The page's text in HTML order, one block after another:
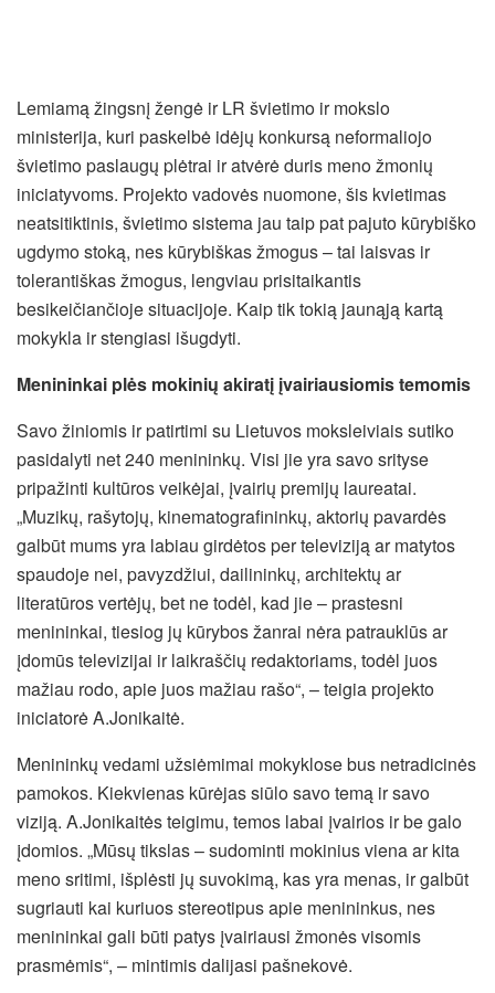
Lemiamą žingsnį žengė ir LR švietimo ir mokslo
ministerija, kuri paskelbė idėjų konkursą neformaliojo
švietimo paslaugų plėtrai ir atvėrė duris meno žmonių
iniciatyvoms. Projekto vadovės nuomone, šis kvietimas
neatsitiktinis, švietimo sistema jau taip pat pajuto kūrybiško
ugdymo stoką, nes kūrybiškas žmogus – tai laisvas ir
tolerantiškas žmogus, lengviau prisitaikantis
besikeičiančioje situacijoje. Kaip tik tokią jaunąją kartą
mokykla ir stengiasi išugdyti.
Menininkai plės mokinių akiratį įvairiausiomis temomis
Savo žiniomis ir patirtimi su Lietuvos moksleiviais sutiko
pasidalyti net 240 menininkų. Visi jie yra savo srityse
pripažinti kultūros veikėjai, įvairių premijų laureatai.
„Muzikų, rašytojų, kinematografininkų, aktorių pavardės
galbūt mums yra labiau girdėtos per televiziją ar matytos
spaudoje nei, pavyzdžiui, dailininkų, architektų ar
literatūros vertėjų, bet ne todėl, kad jie – prastesni
menininkai, tiesiog jų kūrybos žanrai nėra patrauklūs ar
įdomūs televizijai ir laikraščių redaktoriams, todėl juos
mažiau rodo, apie juos mažiau rašo“, – teigia projekto
iniciatorė A.Jonikaitė.
Menininkų vedami užsiėmimai mokyklose bus netradicinės
pamokos. Kiekvienas kūrėjas siūlo savo temą ir savo
viziją. A.Jonikaitės teigimu, temos labai įvairios ir be galo
įdomios. „Mūsų tikslas – sudominti mokinius viena ar kita
meno sritimi, išplėsti jų suvokimą, kas yra menas, ir galbūt
sugriauti kai kuriuos stereotipus apie menininkus, nes
menininkai gali būti patys įvairiausi žmonės visomis
prasmėmis“, – mintimis dalijasi pašnekovė.